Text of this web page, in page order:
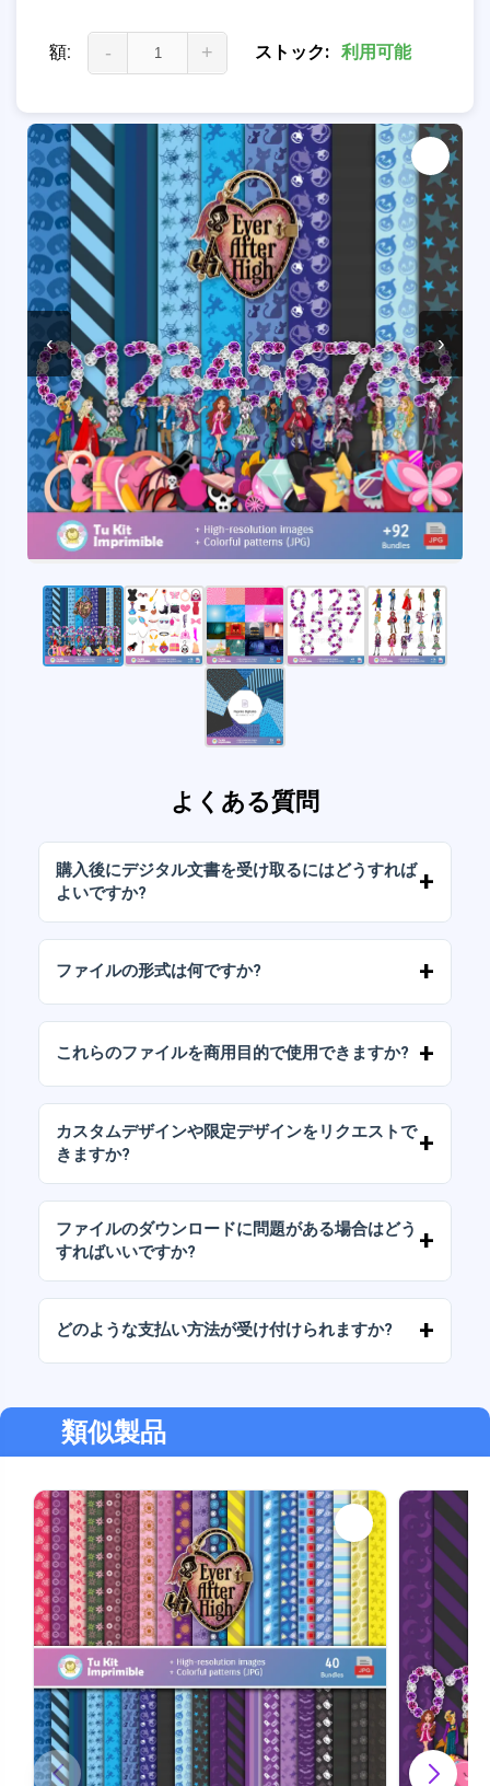
‹ ›
よくある質問
購入後にデジタル文書を受け取るにはどうすれば
よいですか?
イルをダウンロードできます。
ファイルの形式は何ですか?
パッケージには、AIまたはPDFファイルも含ま
れています。
これらのファイルを商用目的で使用できますか?
（変更せずに）再販しないことを条件として、
個人ライセンスと商用ライセンスが含まれてい
ます。
カスタムデザインや限定デザインをリクエストで
きますか?
ます。お気軽にお問い合わせいただき、ご希望
をお伝えください。
ファイルのダウンロードに問題がある場合はどう
すればいいですか?
さい。追加料金なしでファイルの回復をお手伝
いいたします。
どのような支払い方法が受け付けられますか?
る支払い方法に対応しています。
額: - + ストック: 利用可能
類似製品